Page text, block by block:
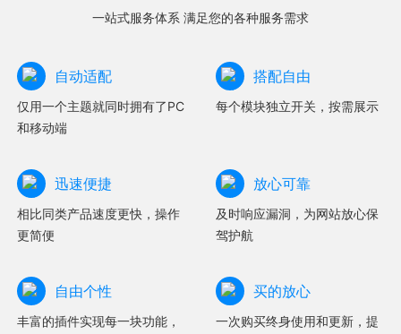
一站式服务体系 满足您的各种服务需求
自动适配
仅用一个主题就同时拥有了PC
和移动端
搭配自由
每个模块独立开关，按需展示
迅速便捷
相比同类产品速度更快，操作
更简便
放心可靠
及时响应漏洞，为网站放心保
驾护航
自由个性
丰富的插件实现每一块功能，
买的放心
一次购买终身使用和更新，提